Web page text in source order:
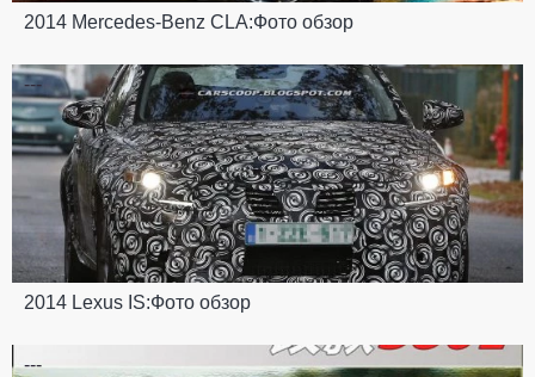
2014 Mercedes-Benz CLA:Фото обзор
---
2014 Lexus IS:Фото обзор
---